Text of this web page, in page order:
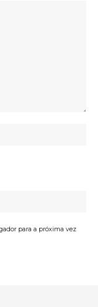
para a próxima vez